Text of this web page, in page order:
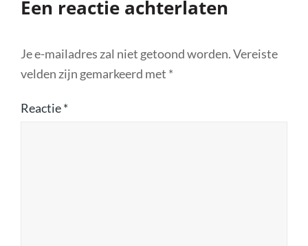
Een reactie achterlaten
Je e-mailadres zal niet getoond worden.Vereiste
velden zijn gemarkeerd met *
Reactie*